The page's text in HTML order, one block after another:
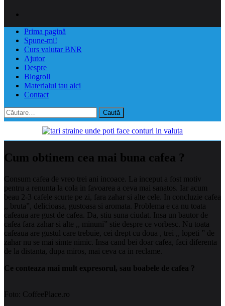
Prima pagină
Spune-mi!
Curs valutar BNR
Ajutor
Despre
Blogroll
Materialul tau aici
Contact
Caută
după:
Cum obtinem cea mai buna cafea ?
Consum cafea de vreo trei ani incoace. La inceput a fost motiv
pentru a renunta la cola in favoarea a ceva mai sanatos. Iar acum
beau 2-3 cafele scurte pe zi, fara zahar si alte cele. In concluzie cafea
,, bruta”, delicioasa, gustoasa si aromata. Problema e ca nu toata
cafeaua are gust de cafea. Da, stiu suna ciudat. Insa un bautor de
cafea fara zahar si alte ,, minuni” stie despre ce vorbesc. Nu toata
cafeaua are gustul care trebuie, cei drept cu doua , trei ,, lopeti ” de
zahar nu se mai simte nimic. Insa cand bei doar cafea, faci diferenta
de la distanta, dupa miros, mai ceva ca in reclame.
Ce conteaza mai mult expresorul, sau boabele de cafea ?
Foto: CoffeePlace.ro